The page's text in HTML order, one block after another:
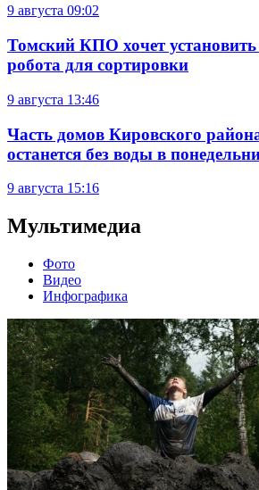
9 августа 09:02
Томский КПО хочет установить
робота для сортировки
9 августа 13:46
Часть домов Кировского
останется без воды в
9 августа 15:16
Мультимедиа
Фото
Видео
Инфографика